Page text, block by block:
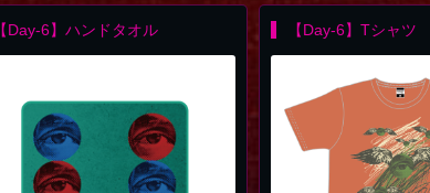
【Day-6】ハンドタオル 【Day-6】Tシャツ